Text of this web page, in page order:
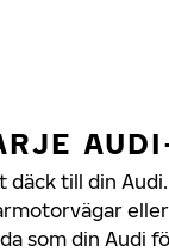
till din
som din Audi